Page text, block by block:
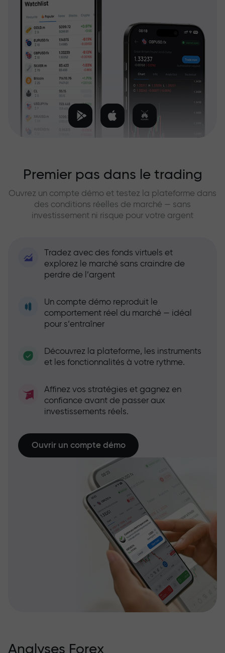
Premier pas dans le trading
Ouvrez un compte démo et testez la plateforme dans
des conditions réelles de marché — sans
investissement ni risque pour votre argent
Tradez avec des fonds virtuels et
explorez le marché sans craindre de
perdre de l’argent
Un compte démo reproduit le
comportement réel du marché — idéal
pour s’entraîner
Découvrez la plateforme, les instruments
et les fonctionnalités à votre rythme.
Affinez vos stratégies et gagnez en
confiance avant de passer aux
investissements réels.
Ouvrir un compte démo
Analyses Forex